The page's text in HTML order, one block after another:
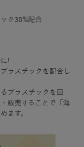
ク30%配合
!
ラスチックを配合し
プラスチックを回
販売することで「海
ます。